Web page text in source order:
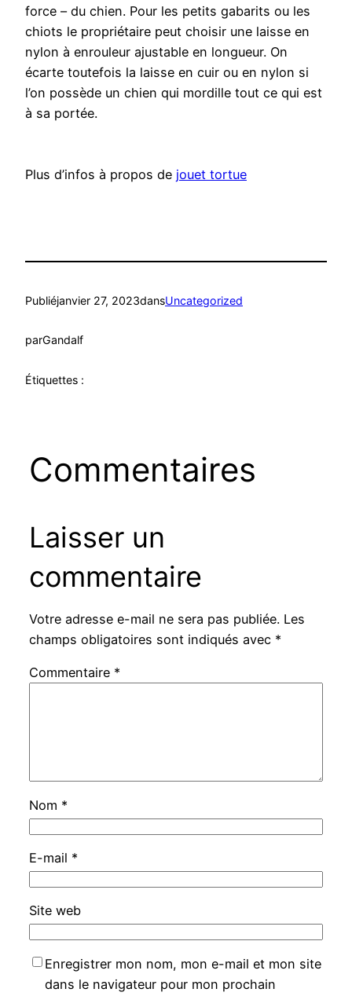
force – du chien. Pour les petits gabarits ou les
chiots le propriétaire peut choisir une laisse en
nylon à enrouleur ajustable en longueur. On
écarte toutefois la laisse en cuir ou en nylon si
l’on possède un chien qui mordille tout ce qui est
à sa portée.
Plus d’infos à propos de jouet tortue
Publiéjanvier 27, 2023dansUncategorized
parGandalf
Étiquettes :
Commentaires
Laisser un
commentaire
Votre adresse e-mail ne sera pas publiée. Les
champs obligatoires sont indiqués avec *
Commentaire *
Nom *
E-mail *
Site web
Enregistrer mon nom, mon e-mail et mon site
dans le navigateur pour mon prochain